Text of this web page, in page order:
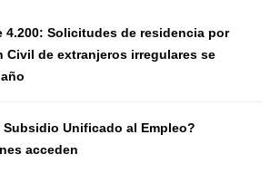
4.200: Solicitudes de residencia por
Civil de extranjeros irregulares se
Subsidio Unificado al Empleo?
acceden